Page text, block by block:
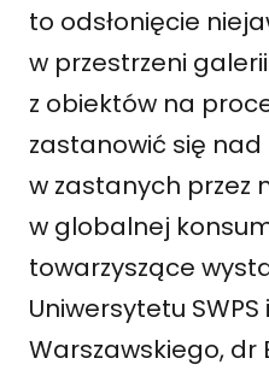
to odsłonięcie
w przestrzeni
z obiektów na
zastanowić się
w zastanych przez
w globalnej
towarzyszące
Uniwersytetu
Warszawskiego, dr